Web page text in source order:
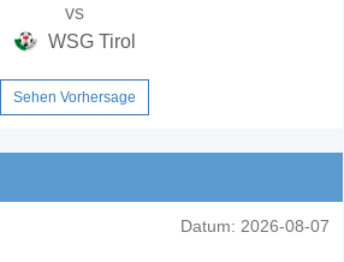
vs
WSG Tirol
Sehen Vorhersage
Datum: 2026-08-07